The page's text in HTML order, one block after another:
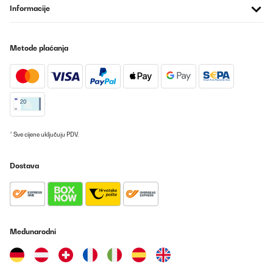
Informacije
Metode plaćanja
* Sve cijene uključuju PDV.
Dostava
Međunarodni